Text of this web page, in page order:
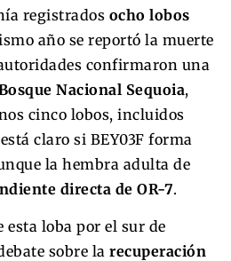
registrados ocho lobos
año se reportó la muerte
confirmaron una
Nacional Sequoia,
cinco lobos, incluidos
claro si BEY03F forma
la hembra adulta de
directa de OR-7.
esta loba por el sur de
sobre la recuperación